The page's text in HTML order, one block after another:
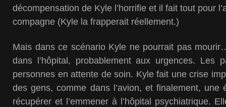
décompensation de Kyle l’horrifie et il fait tout pour
compagne (Kyle la frapperait réellement.)
Mais dans ce scénario Kyle ne pourrait pas
dans l’hôpital, probablement aux urgences. Les
personnes en attente de soin. Kyle fait une crise
des gens, comme dans l’avion, et finalement, une
récupérer et l’emmener à l’hôpital psychiatrique.